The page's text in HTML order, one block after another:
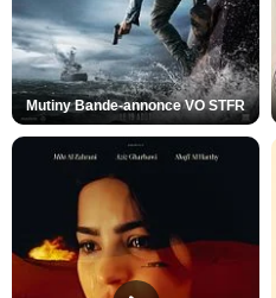
Mutiny Bande-annonce VO STFR